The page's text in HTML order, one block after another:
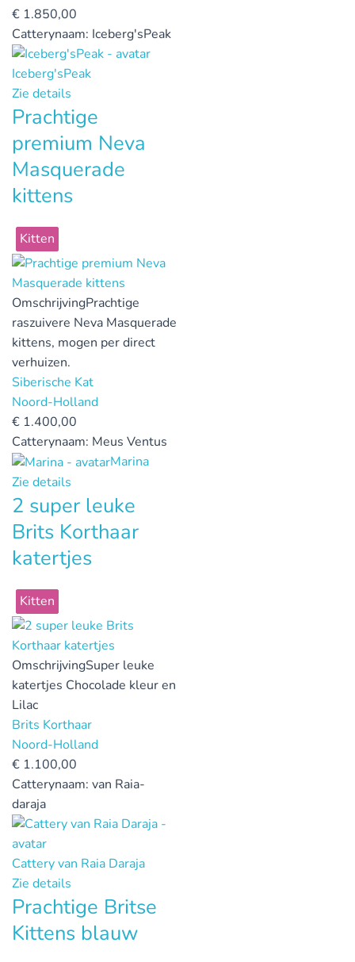
€ 1.850,00
Catterynaam: Iceberg'sPeak
Iceberg'sPeak
Zie details
Prachtige
premium Neva
Masquerade
kittens
Kitten
OmschrijvingPrachtige
raszuivere Neva Masquerade
kittens, mogen per direct
verhuizen.
Siberische Kat
Noord-Holland
€ 1.400,00
Catterynaam: Meus Ventus
Marina
Zie details
2 super leuke
Brits Korthaar
katertjes
Kitten
OmschrijvingSuper leuke
katertjes Chocolade kleur en
Lilac
Brits Korthaar
Noord-Holland
€ 1.100,00
Catterynaam: van Raia-
daraja
Cattery van Raia Daraja
Zie details
Prachtige Britse
Kittens blauw